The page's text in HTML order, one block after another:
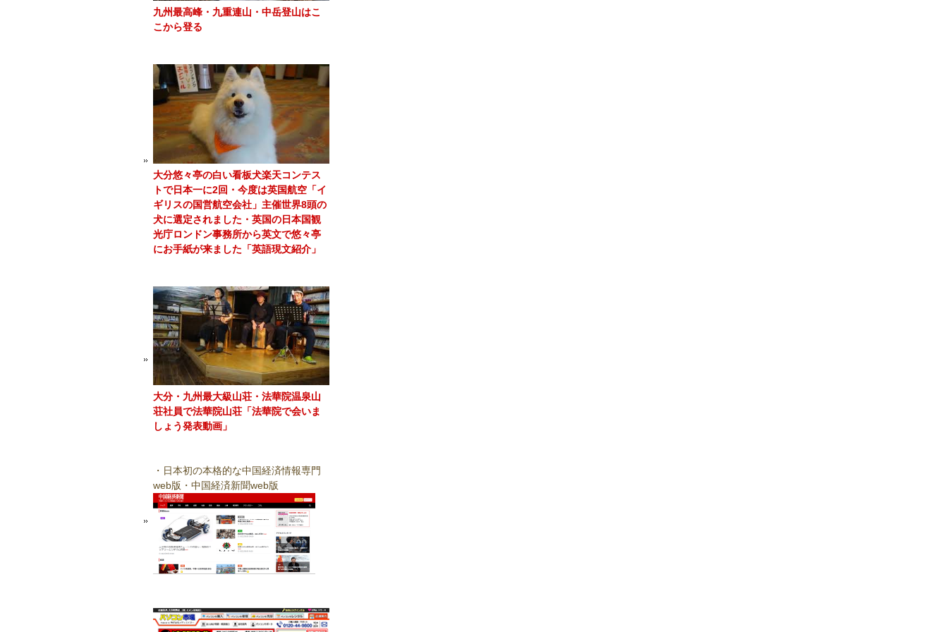
九州最高峰・九重連山・中岳登山はこ
こから登る
大分悠々亭の白い看板犬楽天コンテス
トで日本一に2回・今度は英国航空「イ
ギリスの国営航空会社」主催世界8頭の
犬に選定されました・英国の日本国観
光庁ロンドン事務所から英文で悠々亭
にお手紙が来ました「英語現文紹介」
大分・九州最大級山荘・法華院温泉山
荘社員で法華院山荘「法華院で会いま
しょう発表動画」
・日本初の本格的な中国経済情報専門
web版・中国経済新聞web版